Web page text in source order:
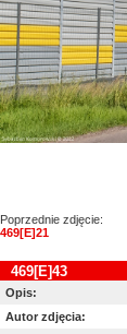
Poprzednie zdjęcie:
469[E]21
469[E]43
Opis:
Autor zdjęcia: